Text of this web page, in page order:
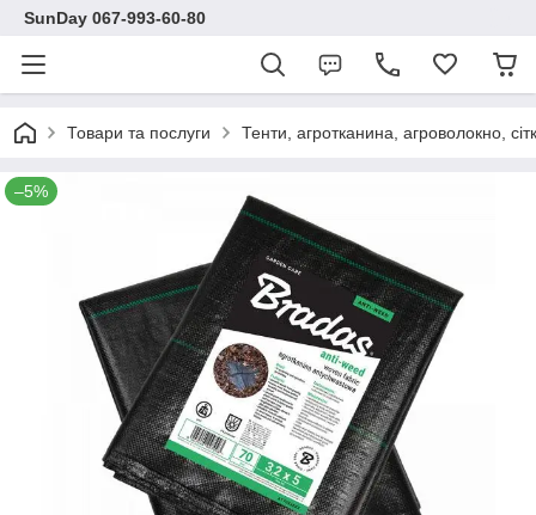
SunDay 067-993-60-80
Товари та послуги Тенти, агротканина, агроволокно,
–5%